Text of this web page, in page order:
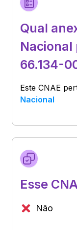
Qual
Nacional
66.134-
Este CNAE
Nacional
Esse
Não